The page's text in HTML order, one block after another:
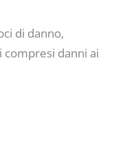
di danno,
compresi danni ai